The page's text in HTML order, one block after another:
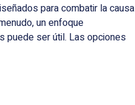
para combatir la causa
un enfoque
puede ser útil. Las opciones